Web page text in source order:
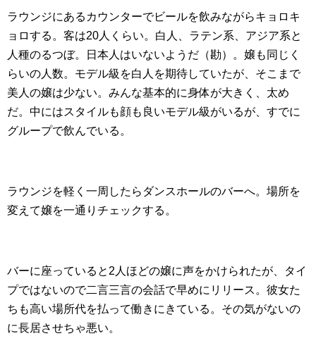
ラウンジにあるカウンターでビールを飲みながらキョロキ
ョロする。客は20人くらい。白人、ラテン系、アジア系と
人種のるつぼ。日本人はいないようだ（勘）。嬢も同じく
らいの人数。モデル級を白人を期待していたが、そこまで
美人の嬢は少ない。みんな基本的に身体が大きく、太め
だ。中にはスタイルも顔も良いモデル級がいるが、すでに
グループで飲んでいる。
ラウンジを軽く一周したらダンスホールのバーへ。場所を
変えて嬢を一通りチェックする。
バーに座っていると2人ほどの嬢に声をかけられたが、タイ
プではないので二言三言の会話で早めにリリース。彼女た
ちも高い場所代を払って働きにきている。その気がないの
に長居させちゃ悪い。